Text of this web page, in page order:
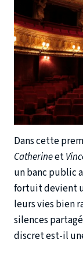
Dans cette
Catherineet
un banc public
fortuit devient
leurs vies bien
silences
discret est-il